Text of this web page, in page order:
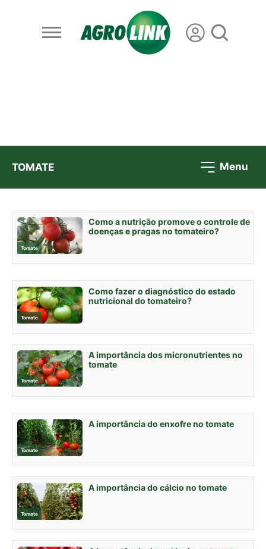
TOMATE Menu
Tomate
Como a nutrição promove o controle de
doenças e pragas no tomateiro?
Tomate
Como fazer o diagnóstico do estado
nutricional do tomateiro?
Tomate
A importância dos micronutrientes no
tomate
Tomate
A importância do enxofre no tomate
Tomate
A importância do cálcio no tomate